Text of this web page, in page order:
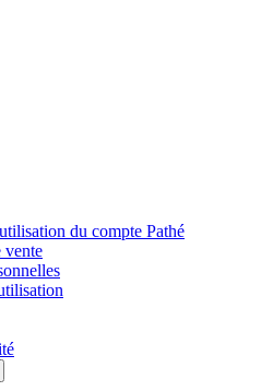
du compte Pathé
vente